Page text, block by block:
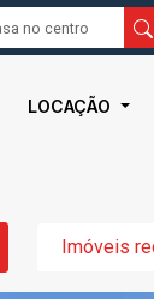
LOCAÇÃO